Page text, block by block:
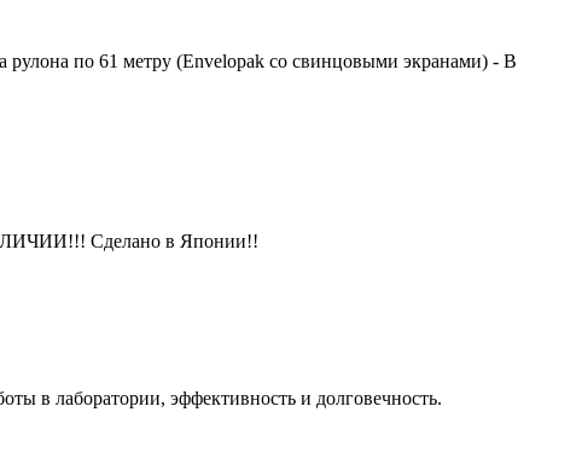
по 61 метру (Envelopak со свинцовыми экранами) - В
Сделано в Японии!!
в лаборатории, эффективность и долговечность.